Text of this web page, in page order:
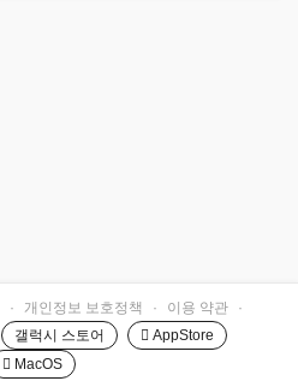
· 개인정보 보호정책 · 이용 약관
·
갤럭시 스토어
 AppStore
 MacOS